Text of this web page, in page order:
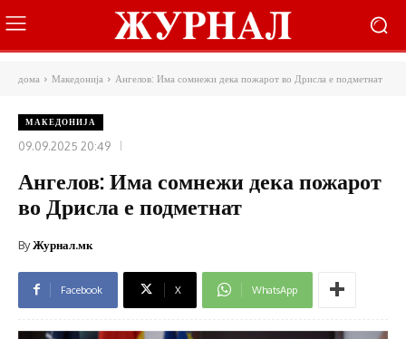
дома Македонија Ангелов: Има сомнежи дека пожарот во Дрисла е подметнат
МАКЕДОНИЈА
09.09.2025 20:49
Ангелов: Има сомнежи дека пожарот
во Дрисла е подметнат
ByЖурнал.мк
Facebook X WhatsApp